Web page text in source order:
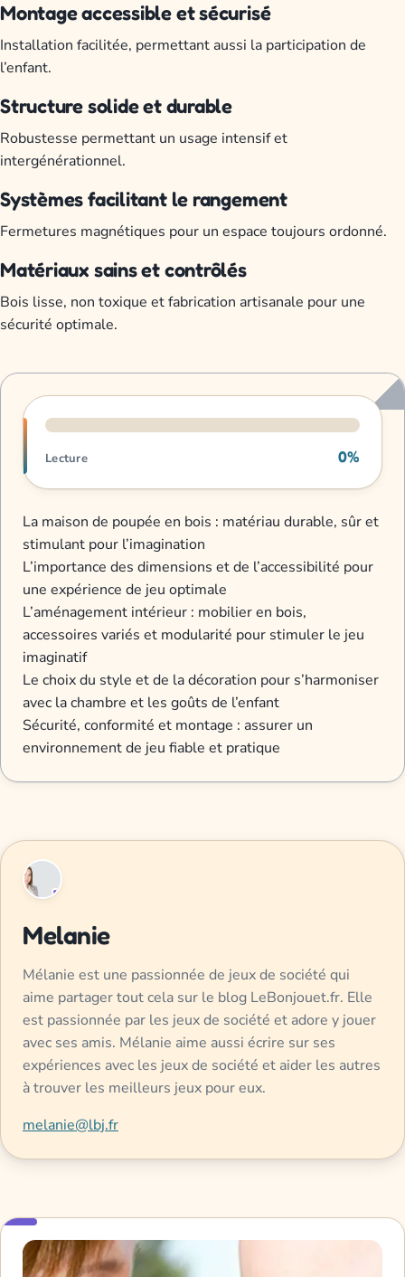
Montage accessible et sécurisé
Installation facilitée, permettant aussi la participation de
l’enfant.
Structure solide et durable
Robustesse permettant un usage intensif et
intergénérationnel.
Systèmes facilitant le rangement
Fermetures magnétiques pour un espace toujours ordonné.
Matériaux sains et contrôlés
Bois lisse, non toxique et fabrication artisanale pour une
sécurité optimale.
Progression de lecture
Lecture 0%
La maison de poupée en bois : matériau durable, sûr et
stimulant pour l’imagination
L’importance des dimensions et de l’accessibilité pour
une expérience de jeu optimale
L’aménagement intérieur : mobilier en bois,
accessoires variés et modularité pour stimuler le jeu
imaginatif
Le choix du style et de la décoration pour s’harmoniser
avec la chambre et les goûts de l’enfant
Sécurité, conformité et montage : assurer un
environnement de jeu fiable et pratique
Melanie
Mélanie est une passionnée de jeux de société qui
aime partager tout cela sur le blog LeBonjouet.fr. Elle
est passionnée par les jeux de société et adore y jouer
avec ses amis. Mélanie aime aussi écrire sur ses
expériences avec les jeux de société et aider les autres
à trouver les meilleurs jeux pour eux.
melanie@lbj.fr